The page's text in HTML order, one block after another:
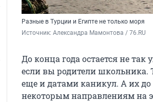
Разные в Турции и Египте не только моря
Источник: Александра Мамонтова / 76.RU
До конца года остается не
если вы родители школьника.
еще и датами каникул. А их до
некоторым направлениям на